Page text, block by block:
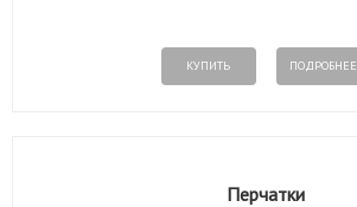
КУПИТЬ ПОДРОБНЕЕ
Перчатки